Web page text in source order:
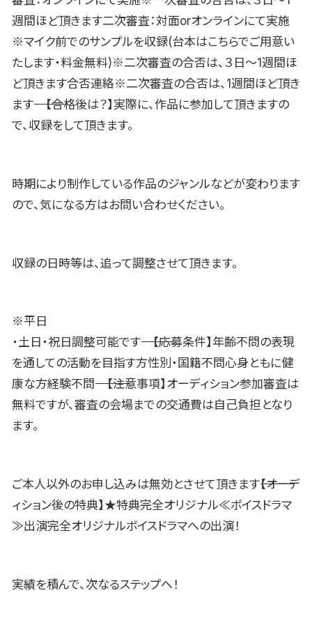
週間ほど頂きます二次審査：対面orオンラインにて実施
※マイク前でのサンプルを収録(台本はこちらでご用意い
たします・料金無料)※二次審査の合否は、３日〜1週間ほ
ど頂きます合否連絡※二次審査の合否は、1週間ほど頂き
ます―――――――――――――――――――【合格後は？】実際に、作品に参加して頂きますの
で、収録をして頂きます。
時期により制作している作品のジャンルなどが変わります
ので、気になる方はお問い合わせください。
収録の日時等は、追って調整させて頂きます。
※平日
・土日・祝日調整可能です―――――――――――――――――――【応募条件】年齢不問の表現
を通しての活動を目指す方性別・国籍不問心身ともに健
康な方経験不問―――――――――――――――――――【注意事項】オーディション参加審査は
無料ですが、審査の会場までの交通費は自己負担となり
ます。
ご本人以外のお申し込みは無効とさせて頂きます――――――――――――――――――【オーデ
ィション後の特典】★特典完全オリジナル≪ボイスドラマ
≫出演完全オリジナルボイスドラマへの出演！
実績を積んで、次なるステップへ！